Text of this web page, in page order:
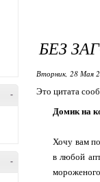
-
-
БЕЗ
Вторник, 28 Мая
Это цитата
Домик на
Хочу вам
в любой